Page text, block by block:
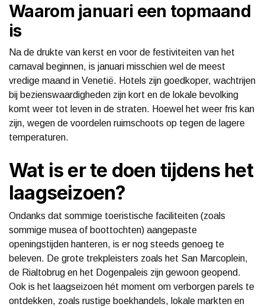
Waarom januari een topmaand
is
Na de drukte van kerst en voor de festiviteiten van het
carnaval beginnen, is januari misschien wel de meest
vredige maand in Venetië. Hotels zijn goedkoper, wachtrijen
bij bezienswaardigheden zijn kort en de lokale bevolking
komt weer tot leven in de straten. Hoewel het weer fris kan
zijn, wegen de voordelen ruimschoots op tegen de lagere
temperaturen.
Wat is er te doen tijdens het
laagseizoen?
Ondanks dat sommige toeristische faciliteiten (zoals
sommige musea of boottochten) aangepaste
openingstijden hanteren, is er nog steeds genoeg te
beleven. De grote trekpleisters zoals het San Marcoplein,
de Rialtobrug en het Dogenpaleis zijn gewoon geopend.
Ook is het laagseizoen hét moment om verborgen parels te
ontdekken, zoals rustige boekhandels, lokale markten en